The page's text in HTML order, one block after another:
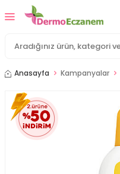
Anasayfa Kampanyalar